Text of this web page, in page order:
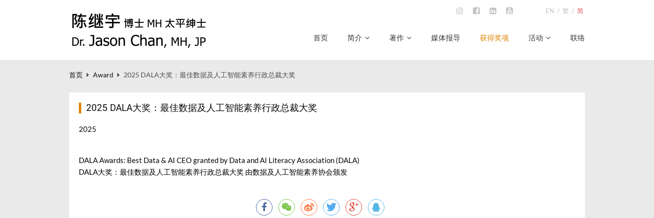
EN / 繁 / 简
首页 简介 著作 媒体报导 获得奖项 活动 联络
首页 Award 2025 DALA大奖：最佳数据及人工智能素养行政总裁大奖
2025 DALA大奖：最佳数据及人工智能素养行政总裁大奖
2025
DALA Awards: Best Data & AI CEO granted by Data and AI Literacy Association (DALA)
DALA大奖：最佳数据及人工智能素养行政总裁大奖 由数据及人工智能素养协会颁发